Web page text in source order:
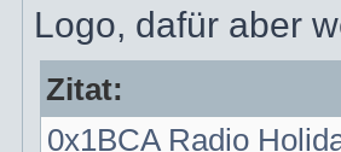
Logo, dafür aber
Zitat:
0x1BCA Radio